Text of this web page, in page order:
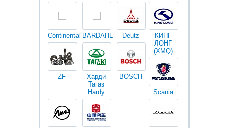
Continental BARDAHL Deutz
ZF
Харди
Тагаз
Hardy
BOSCH
КИНГ
ЛОНГ
(XMQ)
Scania